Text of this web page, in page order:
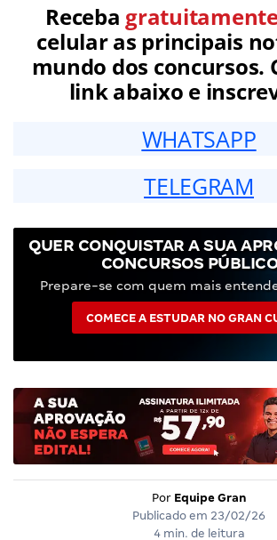
Receba
celular as principais
mundo dos concursos.
link abaixo e
WHATSAPP
TELEGRAM
QUER CONQUISTAR A SUA
CONCURSOS
Prepare-se com quem mais
COMECE A ESTUDAR NO GRAN
Por Equipe Gran
Publicado em 23/02/26
4 min. de leitura